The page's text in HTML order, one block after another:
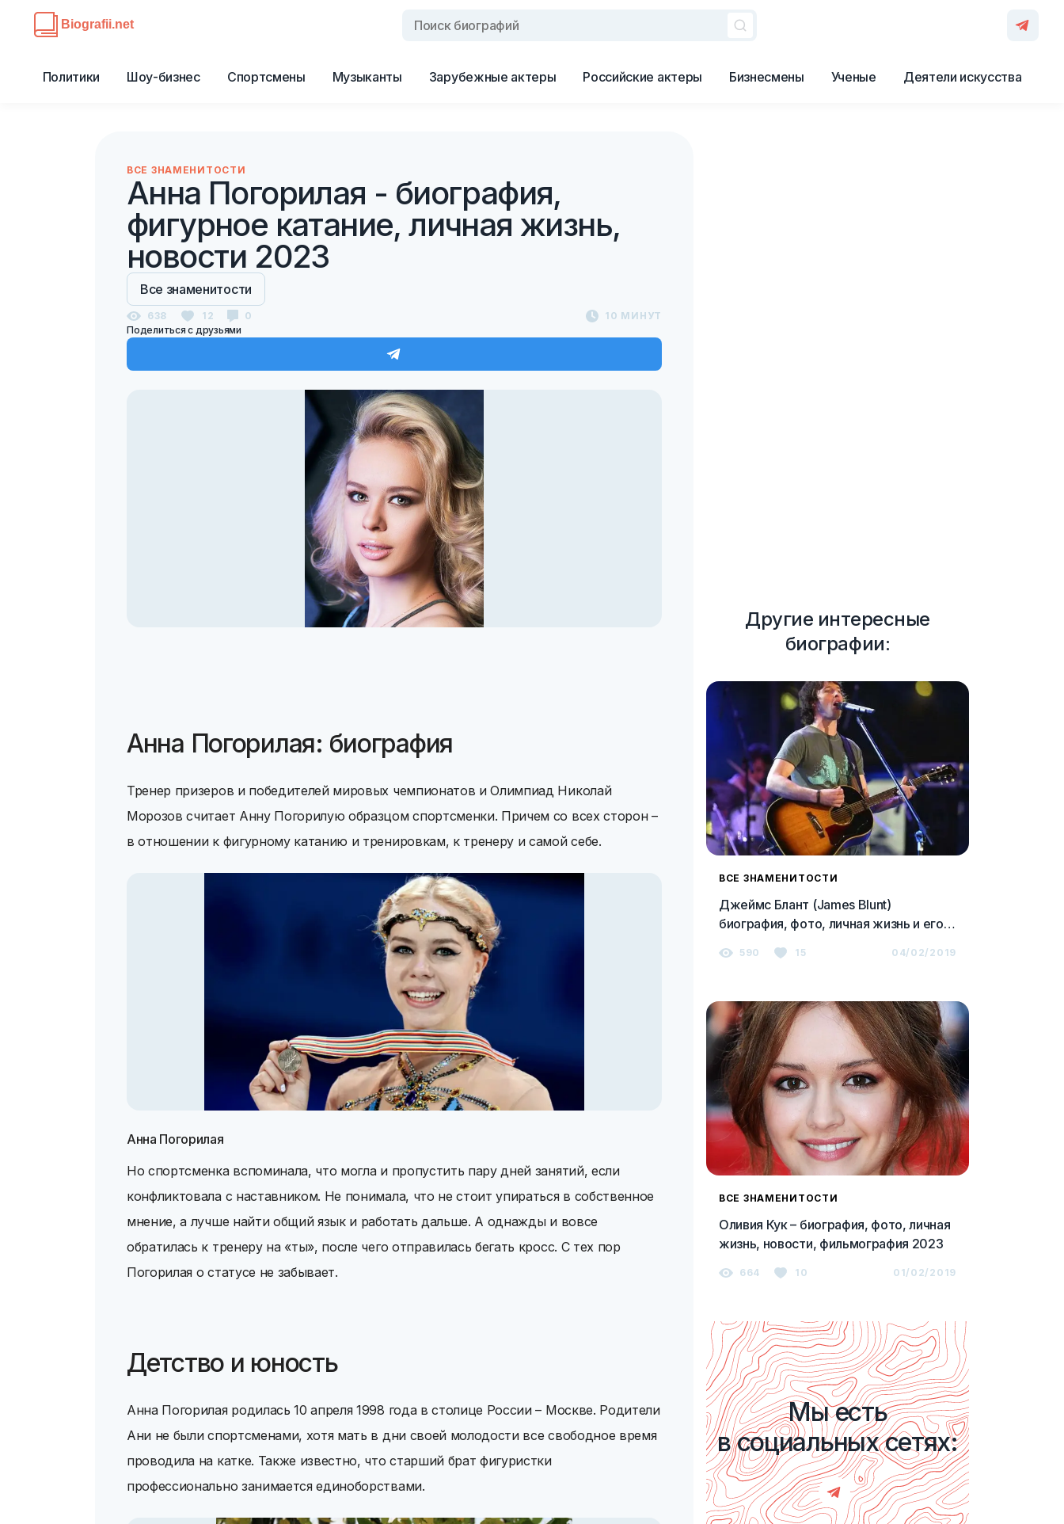
Политики Шоу-бизнес Спортсмены Музыканты Зарубежные актеры Российские актеры Бизнесмены Ученые Деятели искусства
ВСЕ ЗНАМЕНИТОСТИ
Анна Погорилая - биография,
фигурное катание, личная жизнь,
новости 2023
Все знаменитости
638 12 0
10 МИНУТ
Поделиться с друзьями
Анна Погорилая: биография
Тренер призеров и победителей мировых чемпионатов и Олимпиад Николай
Морозов считает Анну Погорилую образцом спортсменки. Причем со всех сторон –
в отношении к фигурному катанию и тренировкам, к тренеру и самой себе.
Анна Погорилая
Но спортсменка вспоминала, что могла и пропустить пару дней занятий, если
конфликтовала с наставником. Не понимала, что не стоит упираться в собственное
мнение, а лучше найти общий язык и работать дальше. А однажды и вовсе
обратилась к тренеру на «ты», после чего отправилась бегать кросс. С тех пор
Погорилая о статусе не забывает.
Детство и юность
Анна Погорилая родилась 10 апреля 1998 года в столице России – Москве. Родители
Ани не были спортсменами, хотя мать в дни своей молодости все свободное время
проводила на катке. Также известно, что старший брат фигуристки
профессионально занимается единоборствами.
Другие интересные
биографии:
ВСЕ ЗНАМЕНИТОСТИ
Джеймс Блант (James Blunt)
биография, фото, личная жизнь и его
590 15 04/02/2019
ВСЕ ЗНАМЕНИТОСТИ
Оливия Кук – биография, фото, личная
жизнь, новости, фильмография 2023
664 10 01/02/2019
Мы есть
в социальных сетях: